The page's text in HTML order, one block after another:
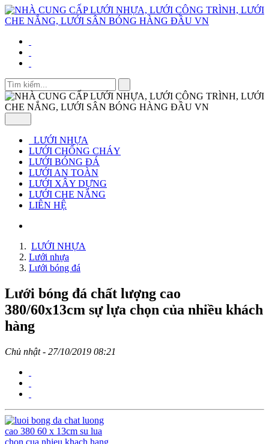
LƯỚI NHỰA
LƯỚI CHỐNG CHÁY
LƯỚI BÓNG ĐÁ
LƯỚI AN TOÀN
LƯỚI XÂY DỰNG
LƯỚI CHE NẮNG
LIÊN HỆ
LƯỚI NHỰA
Lưới nhựa
Lưới bóng đá
Lưới bóng đá chất lượng cao
380/60x13cm sự lựa chọn của nhiều khách
hàng
Chủ nhật - 27/10/2019 08:21